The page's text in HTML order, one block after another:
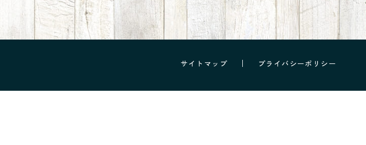
サイトマップ プライバシーポリシー